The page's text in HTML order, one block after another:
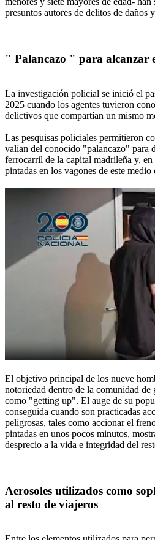
presuntos autores de delitos de daños
" Palancazo " para
La investigación policial se inició el
2025 cuando los agentes tuvieron
delictivos que compartían un mismo
Las pesquisas policiales permitieron
valían del conocido "palancazo" para
ferrocarril de la capital madrileña y,
pintadas en los vagones de este medio
El objetivo principal de los nueve
notoriedad dentro de la comunidad
como "getting up". El auge de su
conseguida cuando son practicadas
peligrosas, tales como accionar el
pintadas en unos pocos minutos,
desprecio a la vida e integridad del
Aerosoles utilizados como
al resto de viajeros